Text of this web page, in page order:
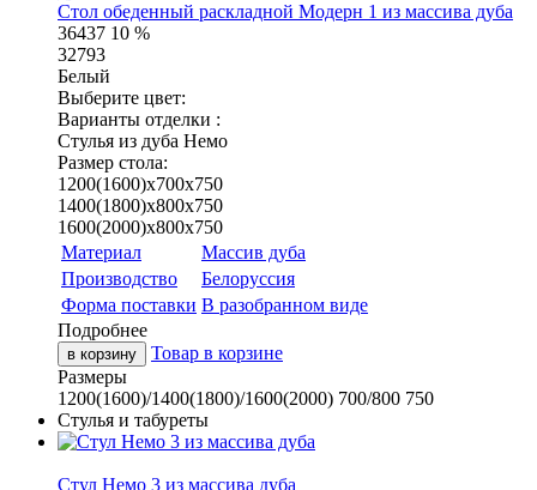
Стол обеденный раскладной Модерн 1 из массива дуба
36437 10 %
32793
Белый
Выберите цвет:
Варианты отделки :
Стулья из дуба Немо
Размер стола:
1200(1600)х700х750
1400(1800)х800х750
1600(2000)х800х750
Материал
Массив дуба
Производство
Белоруссия
Форма поставки В разобранном виде
Подробнее
в корзину
Товар в корзине
Размеры
1200(1600)/1400(1800)/1600(2000) 700/800 750
Стулья и табуреты
Стул Немо 3 из массива дуба